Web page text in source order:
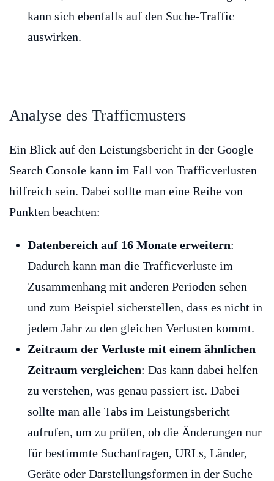
kann sich ebenfalls auf den Suche-Traffic
auswirken.
Analyse des Trafficmusters
Ein Blick auf den Leistungsbericht in der Google
Search Console kann im Fall von Trafficverlusten
hilfreich sein. Dabei sollte man eine Reihe von
Punkten beachten:
Datenbereich auf 16 Monate erweitern:
Dadurch kann man die Trafficverluste im
Zusammenhang mit anderen Perioden sehen
und zum Beispiel sicherstellen, dass es nicht in
jedem Jahr zu den gleichen Verlusten kommt.
Zeitraum der Verluste mit einem ähnlichen
Zeitraum vergleichen: Das kann dabei helfen
zu verstehen, was genau passiert ist. Dabei
sollte man alle Tabs im Leistungsbericht
aufrufen, um zu prüfen, ob die Änderungen nur
für bestimmte Suchanfragen, URLs, Länder,
Geräte oder Darstellungsformen in der Suche